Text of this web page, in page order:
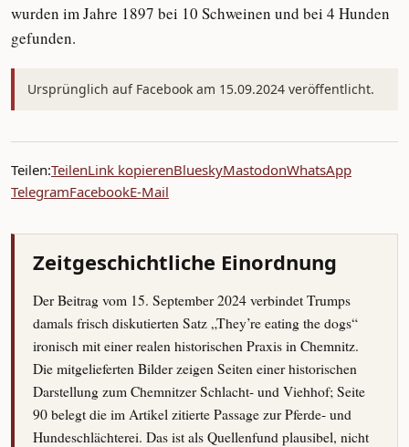
wurden im Jahre 1897 bei 10 Schweinen und bei 4 Hunden
gefunden.
Ursprünglich auf Facebook am 15.09.2024 veröffentlicht.
Teilen:TeilenLink kopierenBlueskyMastodonWhatsApp
TelegramFacebookE-Mail
Zeitgeschichtliche Einordnung
Der Beitrag vom 15. September 2024 verbindet Trumps
damals frisch diskutierten Satz „They’re eating the dogs“
ironisch mit einer realen historischen Praxis in Chemnitz.
Die mitgelieferten Bilder zeigen Seiten einer historischen
Darstellung zum Chemnitzer Schlacht- und Viehhof; Seite
90 belegt die im Artikel zitierte Passage zur Pferde- und
Hundeschlächterei. Das ist als Quellenfund plausibel, nicht